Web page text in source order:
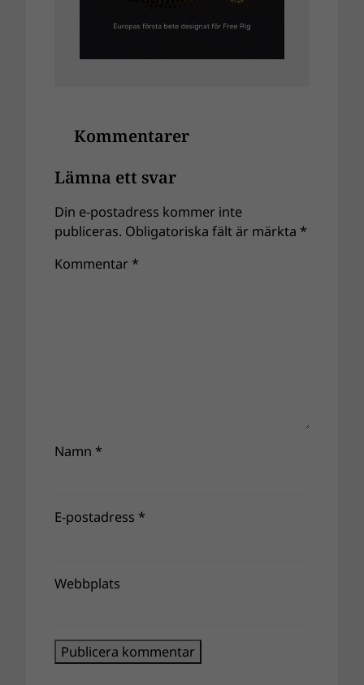
Kommentarer
Lämna ett svar
Din e-postadress kommer inte
publiceras. Obligatoriska fält är märkta *
Kommentar *
Namn *
E-postadress *
Webbplats